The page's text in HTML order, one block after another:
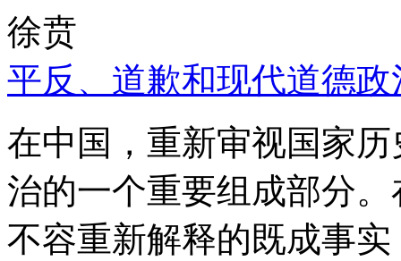
徐贲
平反、道歉和现代道德政
在中国，重新审视国家
治的一个重要组成部分
不容重新解释的既成事